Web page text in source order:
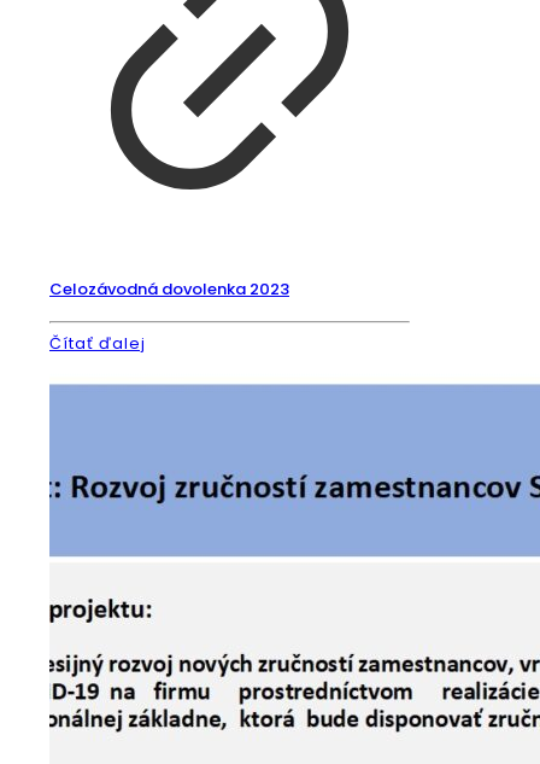
Celozávodná dovolenka 2023
Čítať ďalej